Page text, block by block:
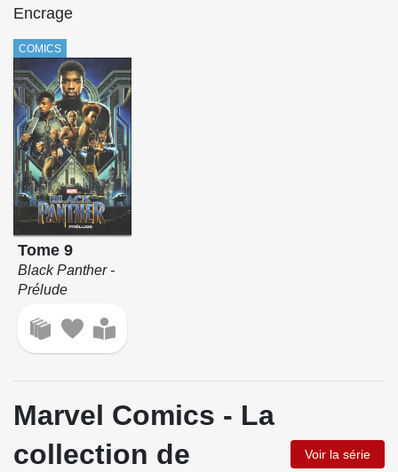
Encrage
COMICS
Tome 9
Black Panther -
Prélude
Marvel Comics - La
collection de
Voir la série